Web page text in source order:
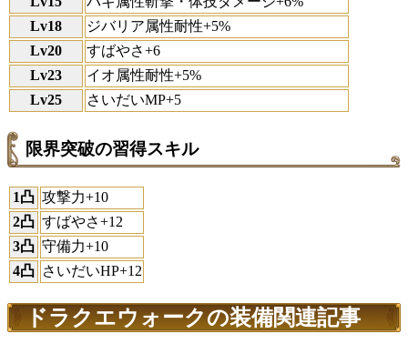
Lv18
ジバリア属性耐性+5%
Lv20
すばやさ+6
Lv23
イオ属性耐性+5%
Lv25
さいだいMP+5
限界突破の習得スキル
1凸 攻撃力+10
2凸 すばやさ+12
3凸 守備力+10
4凸 さいだいHP+12
ドラクエウォークの装備関連記事